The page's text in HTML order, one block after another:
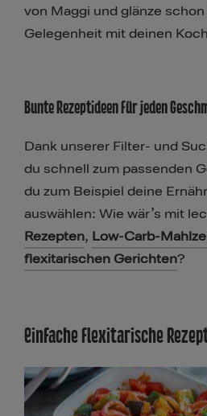
von Maggi und glänze
Gelegenheit mit deinen
Bunte Rezeptideen für jeden
Dank unserer Filter- und
du schnell zum passenden
du zum Beispiel deine
auswählen: Wie wär’s mit
Rezepten, Low-Carb-
flexitarischen Gerichten?
Einfache flexitarische